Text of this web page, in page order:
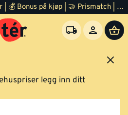
🚚 Fri frakt over 20 000 kr | 💰 Bonus på kjøp | 🤝 Prismatch | ⭐ 100% fornøyd garanti | 🏪 140 byggevarehus
legg inn ditt